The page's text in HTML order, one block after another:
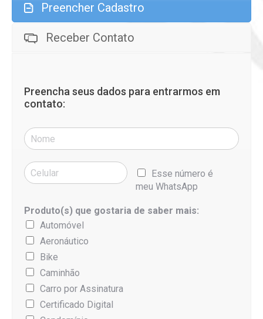
Preencher Cadastro
Receber Contato
Preencha seus dados para entrarmos em
contato:
Esse número é
meu WhatsApp
Produto(s) que gostaria de saber mais:
Automóvel
Aeronáutico
Bike
Caminhão
Carro por Assinatura
Certificado Digital